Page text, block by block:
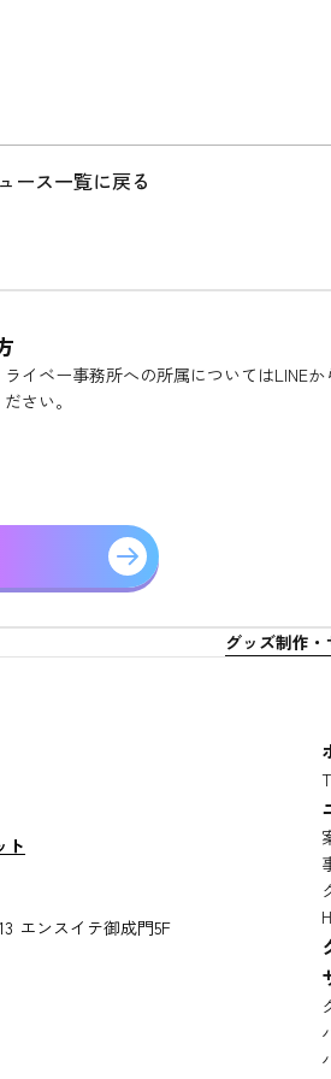
ース一覧に戻る
ライベー事務所への所属についてはLINEか
ださい。
グッズ制作
ト
エンスイテ御成門5F